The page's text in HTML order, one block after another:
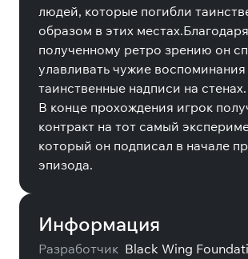
людей, которые погибли
образом в этих местах.Благодаря
полученному ретро зрению он
улавливать чужие воспоминания
таинственные надписи на стенах.
В конце прохождения игрок
контракт на тот самый
который он подписал в начале
эпизода.
Информация
Разработчик Black Wing